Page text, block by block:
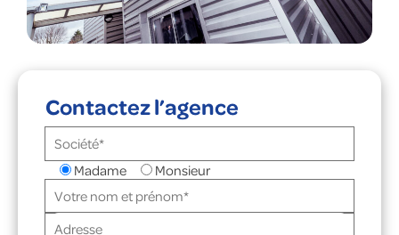
Contactez l’agence
Madame Monsieur